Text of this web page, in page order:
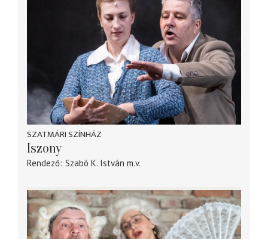
SZATMÁRI SZÍNHÁZ
Iszony
Rendező Szabó K. István m.v.